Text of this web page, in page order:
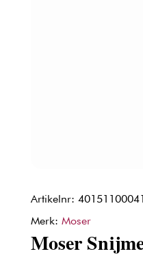
Artikelnr:
Merk: Moser
Moser